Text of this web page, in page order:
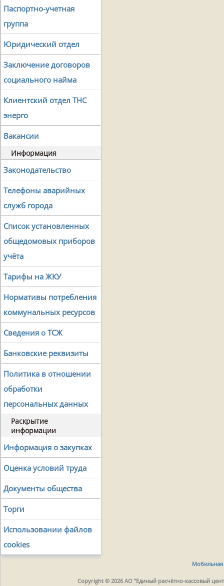
Паспортно-учетная
группа
Юридический отдел
Заключение договоров
социального найма
Клиентский отдел ТНС
энерго
Вакансии
Информация
Законодательство
Телефоны аварийных
служб города
Список установленных
общедомовых приборов
учёта
Тарифы на ЖКУ
Нормативы потребления
коммунальных ресурсов
Сведения о ТСЖ
Банковские реквизиты
Политика в отношении
обработки
персональных данных
Раскрытие
информации
Информация о закупках
Оценка условий труда
Документы общества
Торги
Использовании файлов
cookies
Мобильная
Copyright © 2026 АО "Единый расчётно-кассовый